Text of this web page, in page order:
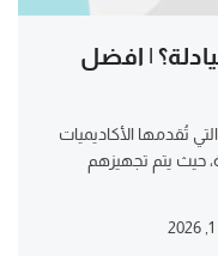
| افضل
تُقدمها الأكاديميات
حيث يتم تجهيزهم